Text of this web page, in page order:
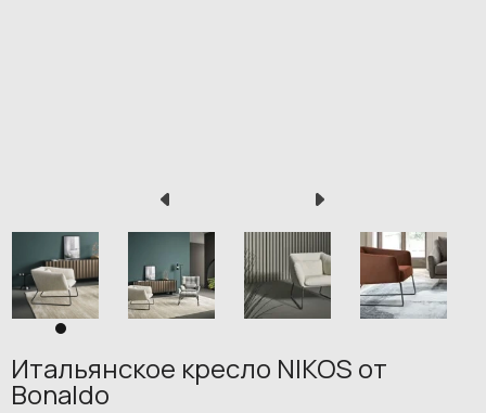
Итальянское кресло NIKOS от
Bonaldo